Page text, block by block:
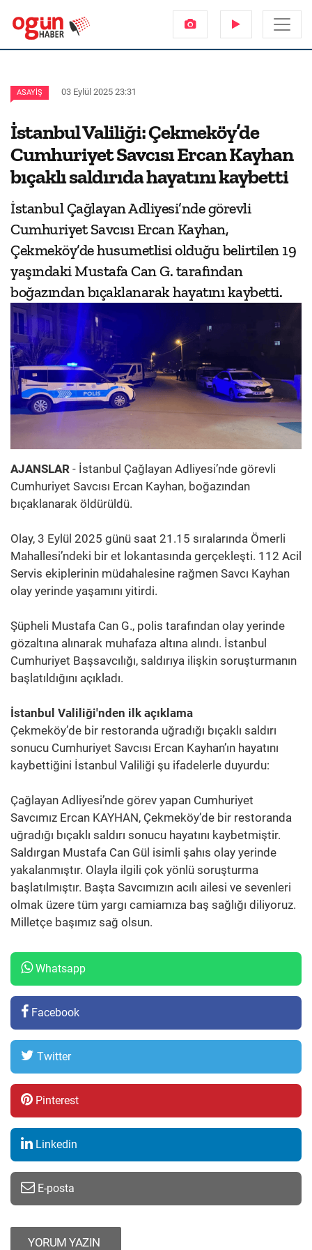
ASAYIŞ 03 Eylül 2025 23:31
İstanbul Valiliği: Çekmeköy’de
Cumhuriyet Savcısı Ercan Kayhan
bıçaklı saldırıda hayatını kaybetti
İstanbul Çağlayan Adliyesi’nde görevli
Cumhuriyet Savcısı Ercan Kayhan,
Çekmeköy’de husumetlisi olduğu belirtilen 19
yaşındaki Mustafa Can G. tarafından
boğazından bıçaklanarak hayatını kaybetti.
AJANSLAR - İstanbul Çağlayan Adliyesi’nde görevli
Cumhuriyet Savcısı Ercan Kayhan, boğazından
bıçaklanarak öldürüldü.
Olay, 3 Eylül 2025 günü saat 21.15 sıralarında Ömerli
Mahallesi’ndeki bir et lokantasında gerçekleşti. 112 Acil
Servis ekiplerinin müdahalesine rağmen Savcı Kayhan
olay yerinde yaşamını yitirdi.
Şüpheli Mustafa Can G., polis tarafından olay yerinde
gözaltına alınarak muhafaza altına alındı. İstanbul
Cumhuriyet Başsavcılığı, saldırıya ilişkin soruşturmanın
başlatıldığını açıkladı.
İstanbul Valiliği'nden ilk açıklama
Çekmeköy’de bir restoranda uğradığı bıçaklı saldırı
sonucu Cumhuriyet Savcısı Ercan Kayhan’ın hayatını
kaybettiğini İstanbul Valiliği şu ifadelerle duyurdu:
Çağlayan Adliyesi’nde görev yapan Cumhuriyet
Savcımız Ercan KAYHAN, Çekmeköy’de bir restoranda
uğradığı bıçaklı saldırı sonucu hayatını kaybetmiştir.
Saldırgan Mustafa Can Gül isimli şahıs olay yerinde
yakalanmıştır. Olayla ilgili çok yönlü soruşturma
başlatılmıştır. Başta Savcımızın acılı ailesi ve sevenleri
olmak üzere tüm yargı camiamıza baş sağlığı diliyoruz.
Milletçe başımız sağ olsun.
Whatsapp
Facebook
Twitter
Pinterest
Linkedin
E-posta
YORUM YAZIN